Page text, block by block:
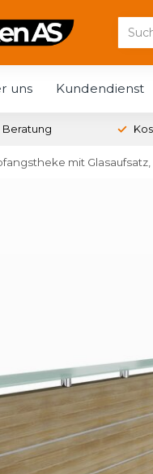
uns Kundendienst
mit